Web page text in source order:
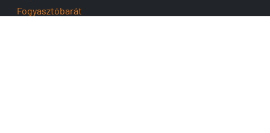
Fogyasztóbarát